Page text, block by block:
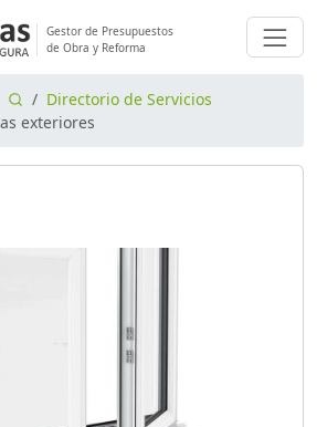
Gestor de Presupuestos
de Obra y Reforma
Directorio de Servicios
exteriores